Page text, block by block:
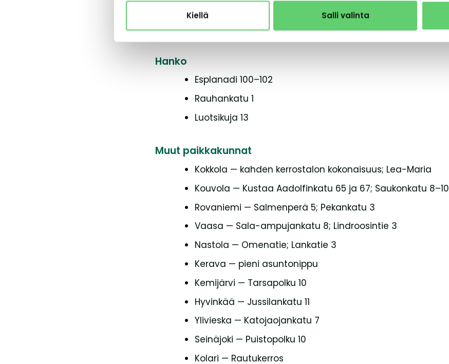
Kiellä Salli valinta
Peikonpolku 2
Norska
Hanko
Esplanadi 100–102
Rauhankatu 1
Luotsikuja 13
Muut paikkakunnat
Kokkola — kahden kerrostalon kokonaisuus; Lea-Maria
Kouvola — Kustaa Aadolfinkatu 65 ja 67; Saukonkatu 8–10
Rovaniemi — Salmenperä 5; Pekankatu 3
Vaasa — Sala-ampujankatu 8; Lindroosintie 3
Nastola — Omenatie; Lankatie 3
Kerava — pieni asuntonippu
Kemijärvi — Tarsapolku 10
Hyvinkää — Jussilankatu 11
Ylivieska — Katojaojankatu 7
Seinäjoki — Puistopolku 10
Kolari — Rautukerros